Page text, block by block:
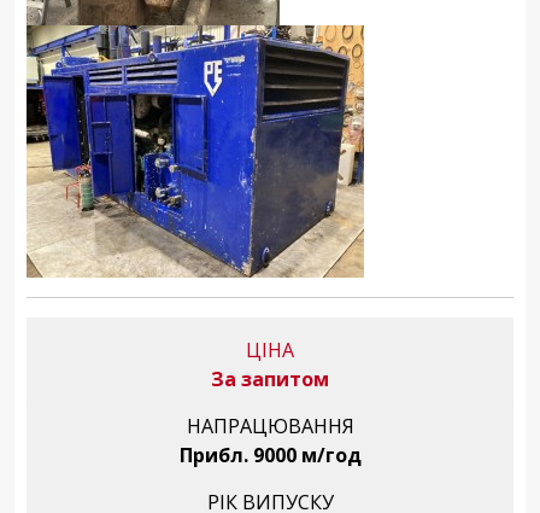
ЦІНА
За запитом
НАПРАЦЮВАННЯ
Прибл. 9000 м/год
РІК ВИПУСКУ